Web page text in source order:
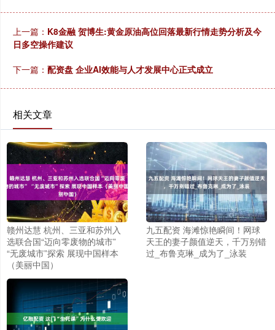
上一篇： K8金融 贺博生:黄金原油高位回落最新行情走势分析及今
日多空操作建议
下一篇： 配资盘 企业AI效能与人才发展中心正式成立
相关文章
赣州达慧 杭州、三亚和苏州入
选联合国“迈向零废物的城市”
“无废城市”探索 展现中国样本
（美丽中国）
九五配资 海滩惊艳瞬间！网球
天王的妻子颜值逆天，千万别错
过_布鲁克琳_成为了_泳装